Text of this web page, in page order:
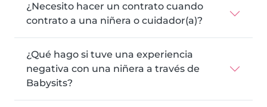
¿Necesito hacer un contrato cuando
contrato a una niñera o cuidador(a)?
¿Qué hago si tuve una experiencia
negativa con una niñera a través de
Babysits?